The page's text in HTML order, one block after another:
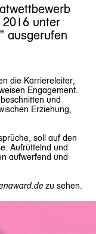
unter
ausgerufen
die Karriereleiter,
Engagement.
und
Erziehung,
soll auf den
Aufrüttelnd und
aufwerfend und
zu sehen.